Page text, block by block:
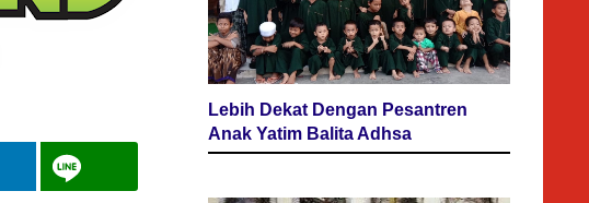
Lebih Dekat Dengan Pesantren
Anak Yatim Balita Adhsa